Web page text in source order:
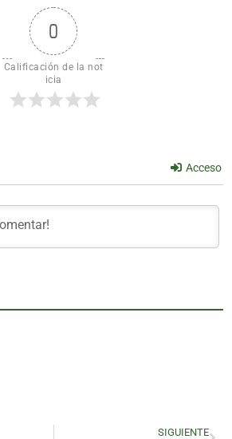
0
Calificación de la not
icia
Acceso
SIGUIENTE